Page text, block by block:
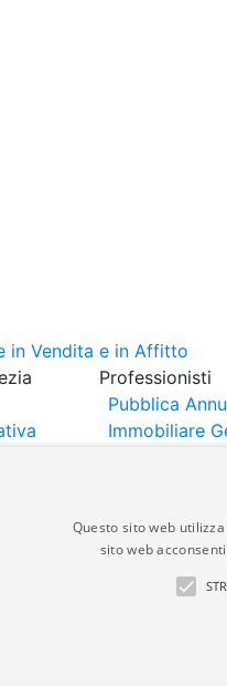
Professionisti
Pubblica
Immobiliare
su immobiliare-
della veridicità,
Questo sito web
sito web